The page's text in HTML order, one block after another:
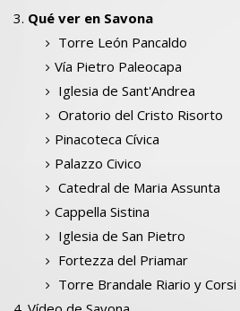
Qué ver en Savona
Torre León Pancaldo
Vía Pietro Paleocapa
Iglesia de Sant'Andrea
Oratorio del Cristo Risorto
Pinacoteca Cívica
Palazzo Civico
Catedral de Maria Assunta
Cappella Sistina
Iglesia de San Pietro
Fortezza del Priamar
Torre Brandale Riario y Corsi